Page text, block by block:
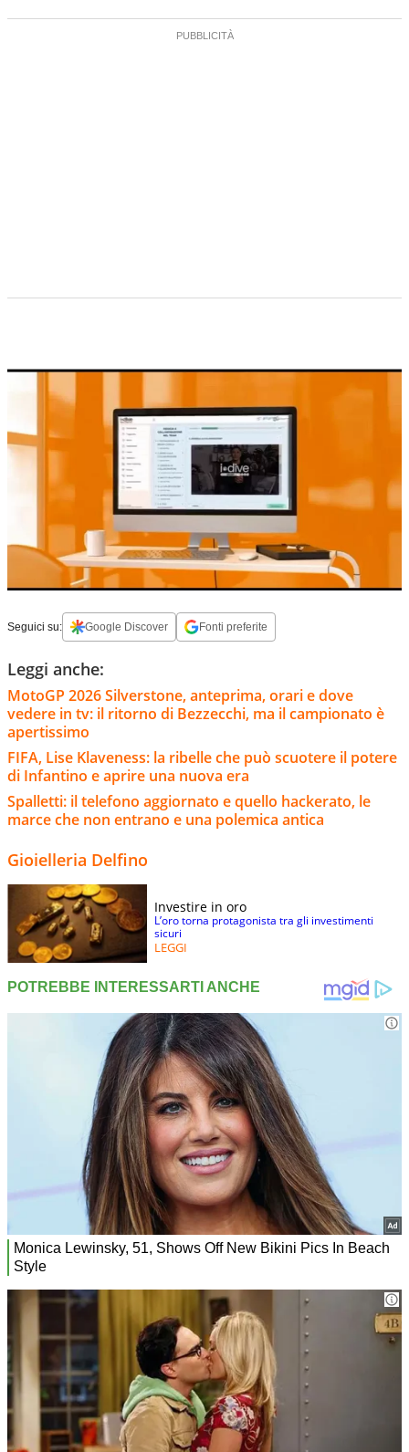
Seguici su: Google Discover Fonti preferite
Leggi anche:
MotoGP 2026 Silverstone, anteprima, orari e dove
vedere in tv: il ritorno di Bezzecchi, ma il campionato è
apertissimo
FIFA, Lise Klaveness: la ribelle che può scuotere il potere
di Infantino e aprire una nuova era
Spalletti: il telefono aggiornato e quello hackerato, le
marce che non entrano e una polemica antica
Gioielleria Delfino
Investire in oro
L’oro torna protagonista tra gli investimenti
sicuri
LEGGI